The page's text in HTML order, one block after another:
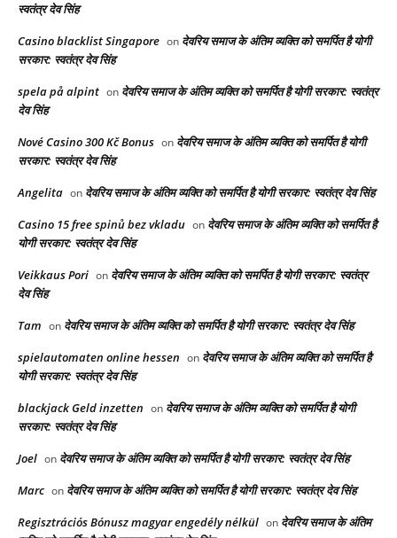
स्वतंत्र देव सिंह
Casino blacklist Singapore on देवरिय समाज के अंतिम व्यक्ति को समर्पित है योगी
सरकार: स्वतंत्र देव सिंह
spela på alpint on देवरिय समाज के अंतिम व्यक्ति को समर्पित है योगी सरकार: स्वतंत्र
देव सिंह
Nové Casino 300 Kč Bonus on देवरिय समाज के अंतिम व्यक्ति को समर्पित है योगी
सरकार: स्वतंत्र देव सिंह
Angelita on देवरिय समाज के अंतिम व्यक्ति को समर्पित है योगी सरकार: स्वतंत्र देव सिंह
Casino 15 free spinů bez vkladu on देवरिय समाज के अंतिम व्यक्ति को समर्पित है
योगी सरकार: स्वतंत्र देव सिंह
Veikkaus Pori on देवरिय समाज के अंतिम व्यक्ति को समर्पित है योगी सरकार: स्वतंत्र
देव सिंह
Tam on देवरिय समाज के अंतिम व्यक्ति को समर्पित है योगी सरकार: स्वतंत्र देव सिंह
spielautomaten online hessen on देवरिय समाज के अंतिम व्यक्ति को समर्पित है
योगी सरकार: स्वतंत्र देव सिंह
blackjack Geld inzetten on देवरिय समाज के अंतिम व्यक्ति को समर्पित है योगी
सरकार: स्वतंत्र देव सिंह
Joel on देवरिय समाज के अंतिम व्यक्ति को समर्पित है योगी सरकार: स्वतंत्र देव सिंह
Marc on देवरिय समाज के अंतिम व्यक्ति को समर्पित है योगी सरकार: स्वतंत्र देव सिंह
Regisztrációs Bónusz magyar engedély nélkül on देवरिय समाज के अंतिम